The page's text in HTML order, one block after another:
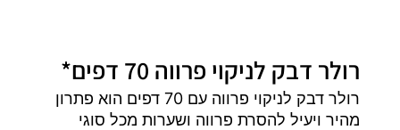
רולר דבק לניקוי פרווה 70 דפים*
רולר דבק לניקוי פרווה עם 70 דפים הוא פתרון
מהיר ויעיל להסרת פרווה ושערות מכל סוגי